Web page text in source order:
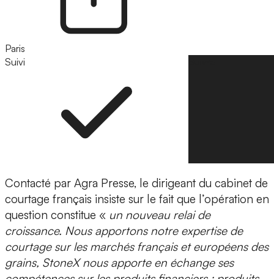
Paris
Suivi
Contacté par Agra Presse, le dirigeant du cabinet de
courtage français insiste sur le fait que l’opération en
question constitue « un nouveau relai de
croissance. Nous apportons notre expertise de
courtage sur les marchés français et européens des
grains, StoneX nous apporte en échange ses